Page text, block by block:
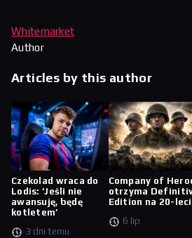
Whitemarket
Author
Articles by this author
Czekolad wraca do
Lodis: ‘Jeśli nie
awansuję, będę
kotletem’
3 dni temu
Company of
otrzyma
Edition na 20-
6 lip